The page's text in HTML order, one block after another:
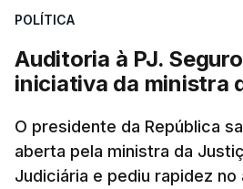
apreendido numa operação de
POLÍTICA
Auditoria à PJ.
iniciativa da ministra
O presidente da República
aberta pela ministra da
Judiciária e pediu rapidez no